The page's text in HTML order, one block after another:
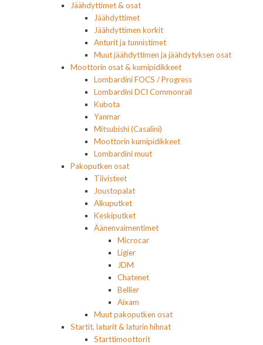
Jäähdyttimet & osat
Jäähdyttimet
Jäähdyttimen korkit
Anturit ja tunnistimet
Muut jäähdyttimen ja jäähdytyksen osat
Moottorin osat & kumipidikkeet
Lombardini FOCS / Progress
Lombardini DCI Commonrail
Kubota
Yanmar
Mitsubishi (Casalini)
Moottorin kumipidikkeet
Lombardini muut
Pakoputken osat
Tiivisteet
Joustopalat
Alkuputket
Keskiputket
Äänenvaimentimet
Microcar
Ligier
JDM
Chatenet
Bellier
Aixam
Muut pakoputken osat
Startit, laturit & laturin hihnat
Starttimoottorit